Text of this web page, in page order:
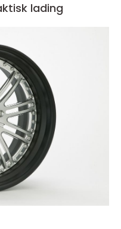
lading